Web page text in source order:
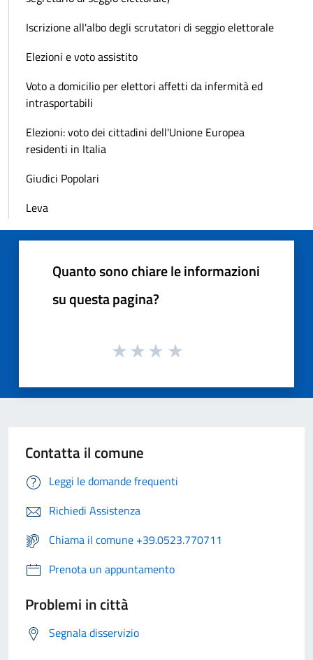
Iscrizione all'albo degli scrutatori di seggio elettorale
Elezioni e voto assistito
Voto a domicilio per elettori affetti da infermità ed
intrasportabili
Elezioni: voto dei cittadini dell'Unione Europea
residenti in Italia
Giudici Popolari
Leva
Quanto sono chiare le informazioni
su questa pagina?
Contatta il comune
Leggi le domande frequenti
Richiedi Assistenza
Chiama il comune +39.0523.770711
Prenota un appuntamento
Problemi in città
Segnala disservizio